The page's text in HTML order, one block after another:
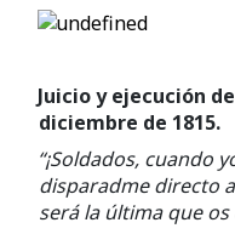
Juicio y ejecución
diciembre de 1815.
“¡Soldados, cuando
disparadme directo
será la última que os